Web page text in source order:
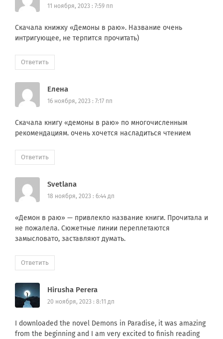
11 ноября, 2023 : 7:59 пп
Скачала книжку «Демоны в раю». Название очень
интригующее, не терпится прочитать)
Ответить
Елена
16 ноября, 2023 : 7:17 пп
Скачала книгу «демоны в раю» по многочисленным
рекомендациям. очень хочется насладиться чтением
Ответить
Svetlana
18 ноября, 2023 : 6:44 дп
«Демон в раю» — привлекло название книги. Прочитала и
не пожалела. Сюжетные линии переплетаются
замысловато, заставляют думать.
Ответить
Hirusha Perera
20 ноября, 2023 : 8:11 дп
I downloaded the novel Demons in Paradise, it was amazing
from the beginning and I am very excited to finish reading